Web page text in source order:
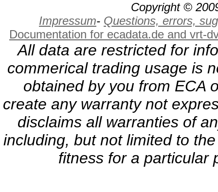
Copyright ©
Impressum- Questions, errors,
Documentation for ecadata.de and vrt-
All data are restricted for
commerical trading usage is
obtained by you from ECA
create any warranty not
disclaims all warranties of
including, but not limited to
fitness for a particular